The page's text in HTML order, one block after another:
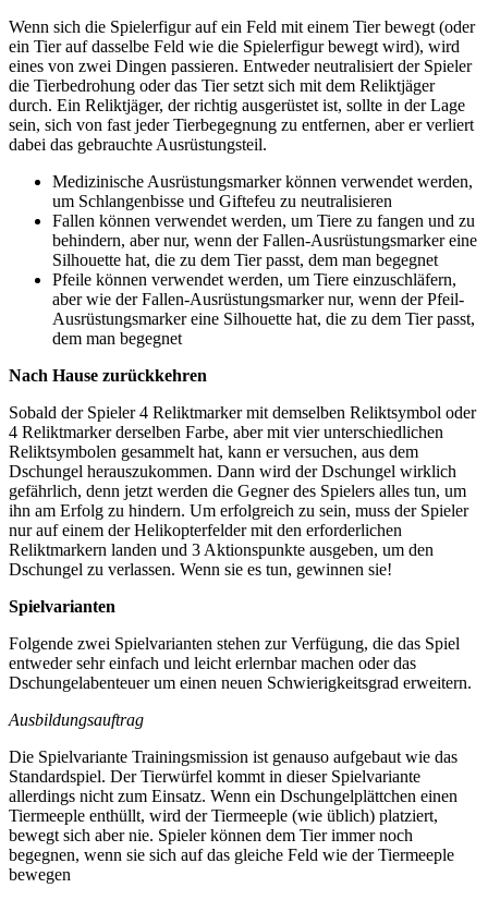
Wenn sich die Spielerfigur auf ein Feld mit einem Tier bewegt (oder
ein Tier auf dasselbe Feld wie die Spielerfigur bewegt wird), wird
eines von zwei Dingen passieren. Entweder neutralisiert der Spieler
die Tierbedrohung oder das Tier setzt sich mit dem Reliktjäger
durch. Ein Reliktjäger, der richtig ausgerüstet ist, sollte in der Lage
sein, sich von fast jeder Tierbegegnung zu entfernen, aber er verliert
dabei das gebrauchte Ausrüstungsteil.
Medizinische Ausrüstungsmarker können verwendet werden,
um Schlangenbisse und Giftefeu zu neutralisieren
Fallen können verwendet werden, um Tiere zu fangen und zu
behindern, aber nur, wenn der Fallen-Ausrüstungsmarker eine
Silhouette hat, die zu dem Tier passt, dem man begegnet
Pfeile können verwendet werden, um Tiere einzuschläfern,
aber wie der Fallen-Ausrüstungsmarker nur, wenn der Pfeil-
Ausrüstungsmarker eine Silhouette hat, die zu dem Tier passt,
dem man begegnet
Nach Hause zurückkehren
Sobald der Spieler 4 Reliktmarker mit demselben Reliktsymbol oder
4 Reliktmarker derselben Farbe, aber mit vier unterschiedlichen
Reliktsymbolen gesammelt hat, kann er versuchen, aus dem
Dschungel herauszukommen. Dann wird der Dschungel wirklich
gefährlich, denn jetzt werden die Gegner des Spielers alles tun, um
ihn am Erfolg zu hindern. Um erfolgreich zu sein, muss der Spieler
nur auf einem der Helikopterfelder mit den erforderlichen
Reliktmarkern landen und 3 Aktionspunkte ausgeben, um den
Dschungel zu verlassen. Wenn sie es tun, gewinnen sie!
Spielvarianten
Folgende zwei Spielvarianten stehen zur Verfügung, die das Spiel
entweder sehr einfach und leicht erlernbar machen oder das
Dschungelabenteuer um einen neuen Schwierigkeitsgrad erweitern.
Ausbildungsauftrag
Die Spielvariante Trainingsmission ist genauso aufgebaut wie das
Standardspiel. Der Tierwürfel kommt in dieser Spielvariante
allerdings nicht zum Einsatz. Wenn ein Dschungelplättchen einen
Tiermeeple enthüllt, wird der Tiermeeple (wie üblich) platziert,
bewegt sich aber nie. Spieler können dem Tier immer noch
begegnen, wenn sie sich auf das gleiche Feld wie der Tiermeeple
bewegen